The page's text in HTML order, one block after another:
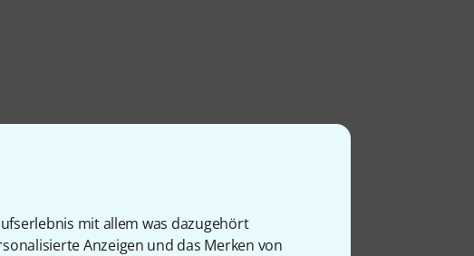
mit allem was dazugehört
Anzeigen und das Merken von